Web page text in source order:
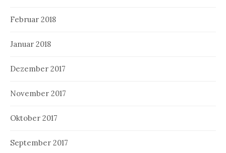
Februar 2018
Januar 2018
Dezember 2017
November 2017
Oktober 2017
September 2017